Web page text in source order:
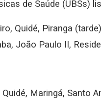
de Saúde (UBSs)
Quidé, Piranga
João Paulo II,
Quidé, Maringá, Santo